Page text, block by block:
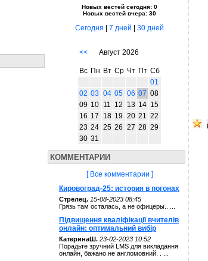
Новых вестей сегодня: 0
Новых вестей вчера: 30
Сегодня 7 дней 30 дней
<< Август 2026
Вс Пн Вт Ср Чт Пт Сб
01
02 03 04 05 06 07 08
09 10 11 12 13 14 15
16 17 18 19 20 21 22
23 24 25 26 27 28 29
30 31
КОММЕНТАРИИ
[ Все комментарии ]
Кировоград-25: история в погонах
Стрелец. 15-08-2023 08:45
Грязь там осталась, а не офицеры.. ...
Підвищення кваліфікації вчителів
онлайн: оптимальний вибір
КатеринаШ. 23-02-2023 10:52
Порадьте зручний LMS для викладання
онлайн, бажано не англомовний. . ...